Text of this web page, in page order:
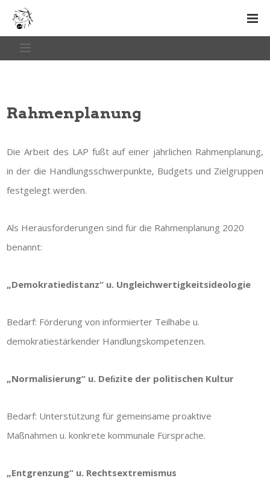
Rahmenplanung
Die Arbeit des LAP fußt auf einer jährlichen Rahmenplanung,
in der die Handlungsschwerpunkte, Budgets und Zielgruppen
festgelegt werden.
Als Herausforderungen sind für die Rahmenplanung 2020
benannt:
„Demokratiedistanz“ u. Ungleichwertigkeitsideologie
Bedarf: Förderung von informierter Teilhabe u.
demokratiestärkender Handlungskompetenzen.
„Normalisierung“ u. Deﬁzite der politischen Kultur
Bedarf: Unterstützung für gemeinsame proaktive
Maßnahmen u. konkrete kommunale Fürsprache.
„Entgrenzung“ u. Rechtsextremismus